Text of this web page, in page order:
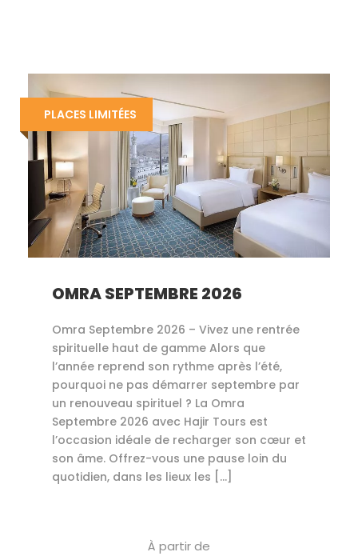
PLACES LIMITÉES
OMRA SEPTEMBRE 2026
Omra Septembre 2026 – Vivez une rentrée
spirituelle haut de gamme Alors que
l’année reprend son rythme après l’été,
pourquoi ne pas démarrer septembre par
un renouveau spirituel ? La Omra
Septembre 2026 avec Hajir Tours est
l’occasion idéale de recharger son cœur et
son âme. Offrez-vous une pause loin du
quotidien, dans les lieux les […]
À partir de